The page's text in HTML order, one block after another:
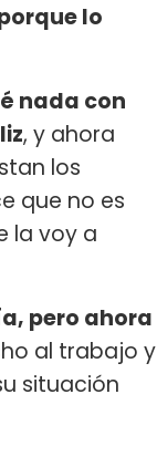
lo
nada con
, y ahora
los
que no es
la voy a
pero ahora
al trabajo y
situación